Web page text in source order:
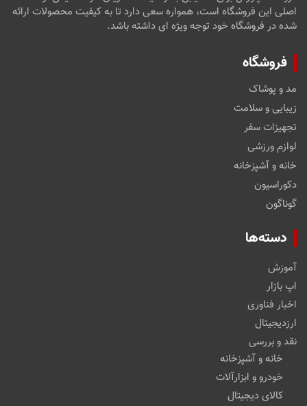
اصلی این فروشگاه است، همواره سعی دارد تا به کیفیت محصولات ارائه
شده در فروشگاه خود توجه ویژه ای داشته باشد.
فروشگاه
مد و پوشاک
زیبایی و سلامت
تجهیزات سفر
لوازم ورزشی
خانه و آشپزخانه
دکوراسیون
گوناگون
دسته‌ها
آموزش
اپ بازار
اخبار فناوری
ارزدیجیتال
نقد و بررسی
خانه و آشپزخانه
خودرو و ابزارآلات
کالای دیجیتال